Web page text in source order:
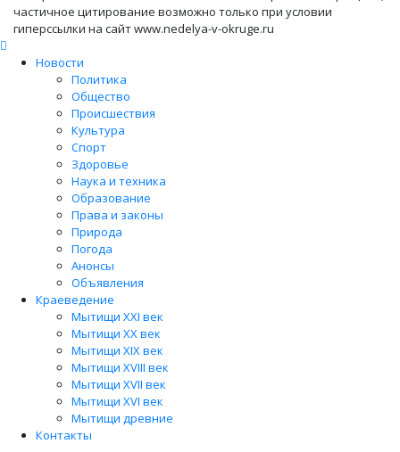
частичное цитирование возможно только при условии
гиперссылки на сайт www.nedelya-v-okruge.ru
Новости
Политика
Общество
Происшествия
Культура
Спорт
Здоровье
Наука и техника
Образование
Права и законы
Природа
Погода
Анонсы
Объявления
Краеведение
Мытищи XXI век
Мытищи XX век
Мытищи XIX век
Мытищи XVIII век
Мытищи XVII век
Мытищи XVI век
Мытищи древние
Контакты